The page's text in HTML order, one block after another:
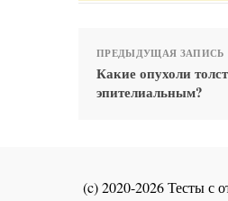
ПРЕДЫДУЩАЯ ЗАПИСЬ
Какие опухоли
эпителиальным?
(c) 2020-2026 Тесты с